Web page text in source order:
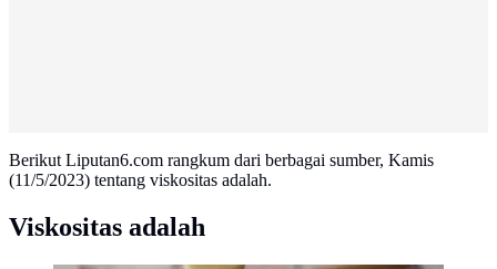
Berikut Liputan6.com rangkum dari berbagai sumber, Kamis
(11/5/2023) tentang viskositas adalah.
Viskositas adalah